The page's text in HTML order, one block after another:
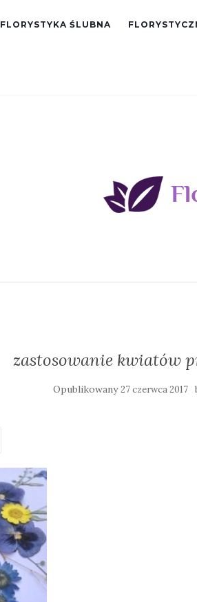
FLORYSTYKA ŚLUBNA
zastosowanie kwiatów
Opublikowany27 czerwca 2017